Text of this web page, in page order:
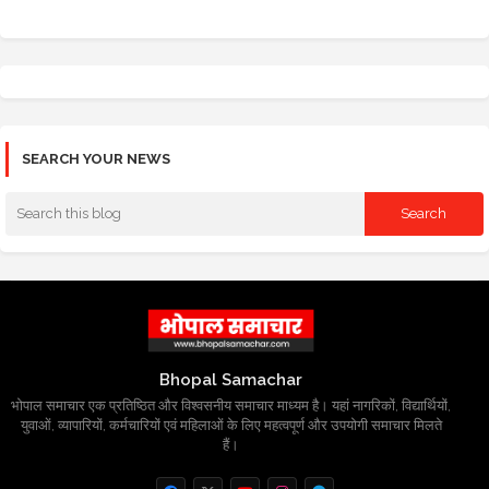
SEARCH YOUR NEWS
Bhopal Samachar
भोपाल समाचार एक प्रतिष्ठित और विश्वसनीय समाचार माध्यम है। यहां नागरिकों, विद्यार्थियों,
युवाओं, व्यापारियों, कर्मचारियों एवं महिलाओं के लिए महत्वपूर्ण और उपयोगी समाचार मिलते
हैं।